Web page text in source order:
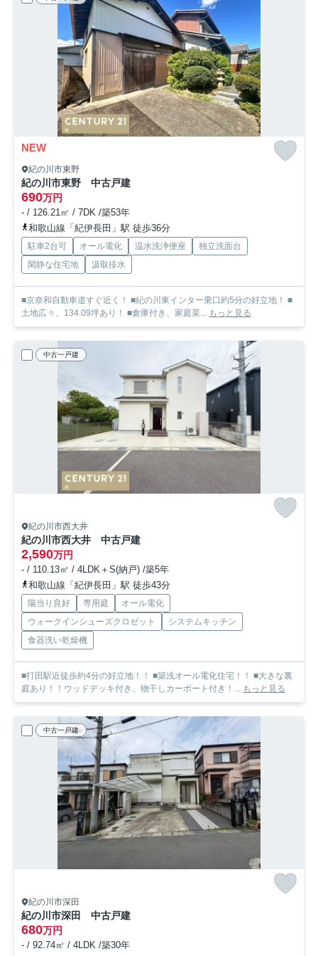
NEW
紀の川市東野
紀の川市東野 中古戸建
690万円
- / 126.21㎡ / 7DK /築53年
和歌山線「紀伊長田」駅 徒歩36分
駐車2台可 オール電化 温水洗浄便座
独立洗面台
閑静な住宅地
汲取排水
■京奈和自動車道すぐ近く！ ■紀の川東インター乗口約5分の好立地！ ■
土地広々、134.09坪あり！ ■倉庫付き、家庭菜... もっと見る
中古一戸建
紀の川市西大井
紀の川市西大井 中古戸建
2,590万円
- / 110.13㎡ / 4LDK＋S(納戸) /築5年
和歌山線「紀伊長田」駅 徒歩43分
陽当り良好 専用庭
オール電化
ウォークインシューズクロゼット
システムキッチン
食器洗い乾燥機
■打田駅近徒歩約4分の好立地！！ ■築浅オール電化住宅！！ ■大きな裏
庭あり！！ウッドデッキ付き、物干しカーポート付き！... もっと見る
中古一戸建
紀の川市深田
紀の川市深田 中古戸建
680万円
- / 92.74㎡ / 4LDK /築30年